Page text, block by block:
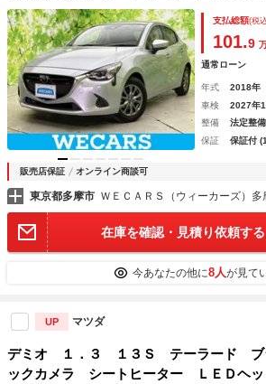
逸脱防止支援システム／ドライブレコー
ンプ ＬＥＤ／ＵＳＢジャック／Ｂｌｕｅ
支払総額(税
101.9
通常ローン
年式 2018年
車検
2027年
整備
法定整
保証
保証付
販売店保証 オンライン商談可
東京都多摩市 ＷＥＣＡＲＳ（ウィーカーズ）多
在庫を確認・見積り依頼する
今あなたの他に8人が見て
UP マツダ
デミオ １．３ １３Ｓ テーラード
ックカメラ シートヒーター ＬＥＤヘ